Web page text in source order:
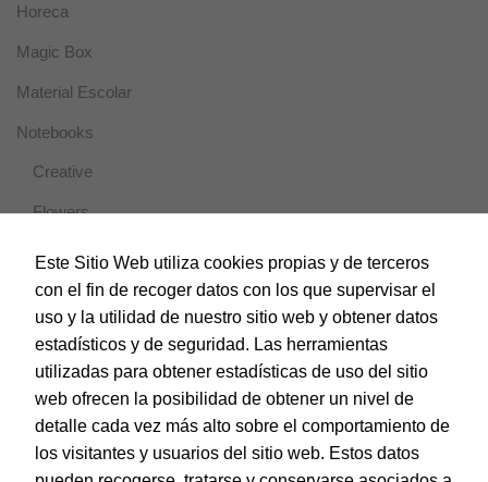
Horeca
Magic Box
Material Escolar
Notebooks
Creative
Flowers
Modernist
Officer
Travel
Vesta Nature
Papel y Manipulados
Protección y Presentación
Este Sitio Web utiliza cookies propias y de terceros
con el fin de recoger datos con los que supervisar el
uso y la utilidad de nuestro sitio web y obtener datos
estadísticos y de seguridad. Las herramientas
utilizadas para obtener estadísticas de uso del sitio
web ofrecen la posibilidad de obtener un nivel de
detalle cada vez más alto sobre el comportamiento de
los visitantes y usuarios del sitio web. Estos datos